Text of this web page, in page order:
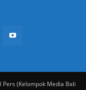
Pers (Kelompok Media Bali